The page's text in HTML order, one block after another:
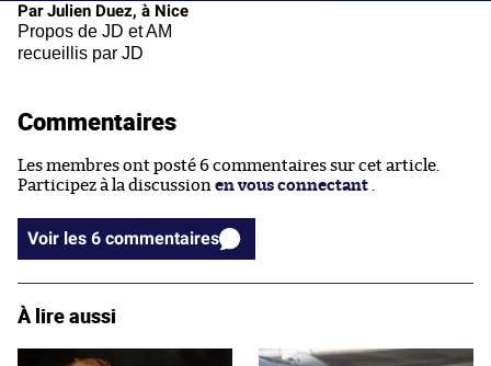
Par Julien Duez, à Nice
Propos de JD et AM
recueillis par JD
Commentaires
Les membres ont posté 6 commentaires sur cet article.
Participez à la discussion en vous connectant .
Voir les 6 commentaires
À lire aussi